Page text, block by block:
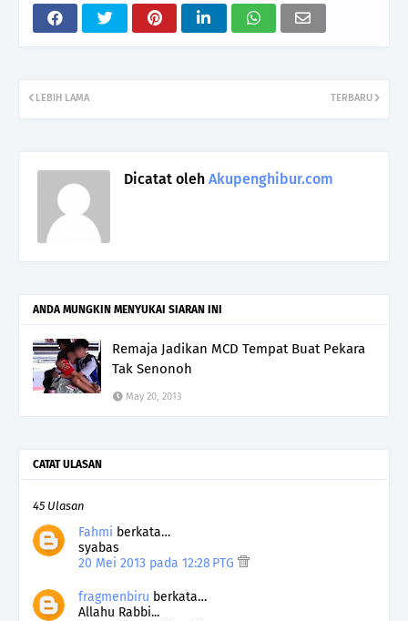
TERBARU
LEBIH LAMA
Dicatat oleh Akupenghibur.com
ANDA MUNGKIN MENYUKAI SIARAN INI
Remaja Jadikan MCD Tempat Buat Pekara
Tak Senonoh
May 20, 2013
CATAT ULASAN
45 Ulasan
Fahmi berkata…
syabas
20 Mei 2013 pada 12:28 PTG
fragmenbiru berkata…
Allahu Rabbi...